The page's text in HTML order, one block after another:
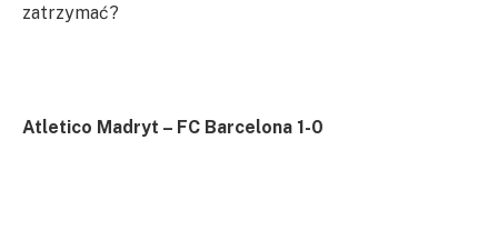
zatrzymać?
Atletico Madryt – FC Barcelona 1-0